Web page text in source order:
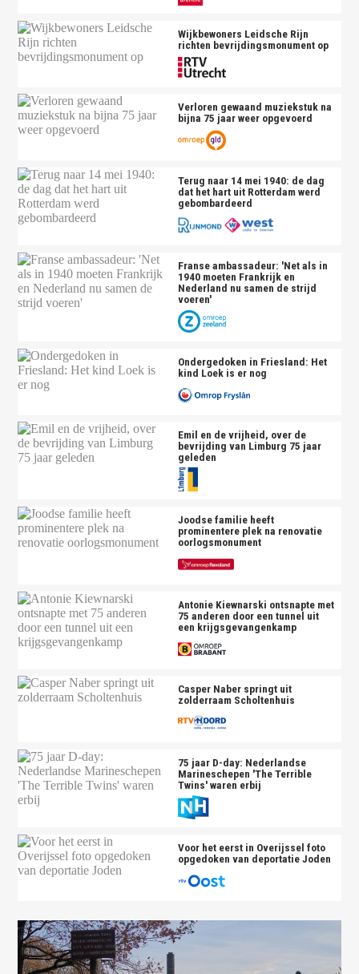
Wijkbewoners Leidsche Rijn
richten bevrijdingsmonument op
Verloren gewaand muziekstuk na
bijna 75 jaar weer opgevoerd
Terug naar 14 mei 1940: de dag
dat het hart uit Rotterdam werd
gebombardeerd
Franse ambassadeur: 'Net als in
1940 moeten Frankrijk en
Nederland nu samen de strijd
voeren'
Ondergedoken in Friesland: Het
kind Loek is er nog
Emil en de vrijheid, over de
bevrijding van Limburg 75 jaar
geleden
Joodse familie heeft
prominentere plek na renovatie
oorlogsmonument
Antonie Kiewnarski ontsnapte met
75 anderen door een tunnel uit
een krijgsgevangenkamp
Casper Naber springt uit
zolderraam Scholtenhuis
75 jaar D-day: Nederlandse
Marineschepen 'The Terrible
Twins' waren erbij
Voor het eerst in Overijssel foto
opgedoken van deportatie Joden